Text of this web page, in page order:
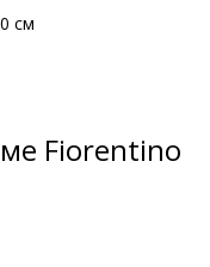
см
Fiorentino